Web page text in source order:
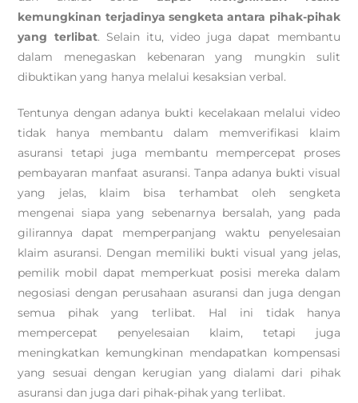
kemungkinan terjadinya sengketa antara pihak-pihak
yang terlibat. Selain itu, video juga dapat membantu
dalam menegaskan kebenaran yang mungkin sulit
dibuktikan yang hanya melalui kesaksian verbal.
Tentunya dengan adanya bukti kecelakaan melalui video
tidak hanya membantu dalam memverifikasi klaim
asuransi tetapi juga membantu mempercepat proses
pembayaran manfaat asuransi. Tanpa adanya bukti visual
yang jelas, klaim bisa terhambat oleh sengketa
mengenai siapa yang sebenarnya bersalah, yang pada
gilirannya dapat memperpanjang waktu penyelesaian
klaim asuransi. Dengan memiliki bukti visual yang jelas,
pemilik mobil dapat memperkuat posisi mereka dalam
negosiasi dengan perusahaan asuransi dan juga dengan
semua pihak yang terlibat. Hal ini tidak hanya
mempercepat penyelesaian klaim, tetapi juga
meningkatkan kemungkinan mendapatkan kompensasi
yang sesuai dengan kerugian yang dialami dari pihak
asuransi dan juga dari pihak-pihak yang terlibat.